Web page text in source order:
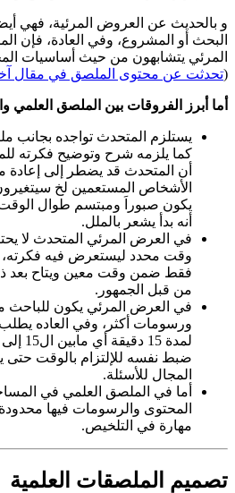
و بالحديث عن العروض المرئية، فهي
البحث أو المشروع، وفي العادة، فإن
المرئي يتشابهون من حيث أساسيات
(تحدثت عن محتوى الملصق في مقال
أما أبرز الفروقات بين الملصق العلمي
يستلزم المتحدث تواجده بجانب
كما يلزمه شرح وتوضيح فكرته
أن المتحدث قد يضطر إلى إعادة
الأشخاص المستعمين لخ
يكون صبوراَ ومبتسم طوال
أنه بدأ يشعر بالملل.
في العرض المرئي المتحدث لا
وقت محدد ليستعرض فيه
فقط ضمن وقت معين ويتاح بعد
من قبل الجمهور.
في العرض المرئي يكون
ورسومات أكثر، وفي العاده
ضبط نفسه للإلتزام بالوقت حتى
المجال للأسئلة.
أما في الملصق العلمي في
المحتوى والرسومات فيها
مهارة في التلخيص.
تصميم الملصقات العلمية